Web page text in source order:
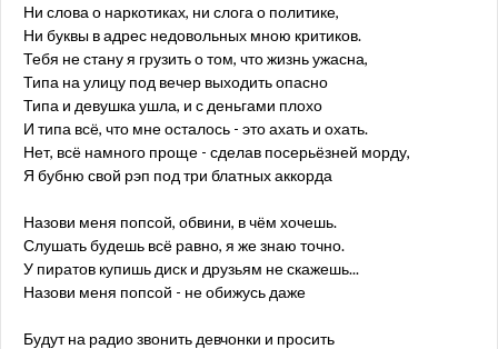
Ни слова о наркотиках, ни слога о политике,
Ни буквы в адрес недовольных мною критиков.
Тебя не стану я грузить о том, что жизнь ужасна,
Типа на улицу под вечер выходить опасно
Типа и девушка ушла, и с деньгами плохо
И типа всё, что мне осталось - это ахать и охать.
Нет, всё намного проще - сделав посерьёзней морду,
Я бубню свой рэп под три блатных аккорда
Назови меня попсой, обвини, в чём хочешь.
Слушать будешь всё равно, я же знаю точно.
У пиратов купишь диск и друзьям не скажешь...
Назови меня попсой - не обижусь даже
Будут на радио звонить девчонки и просить